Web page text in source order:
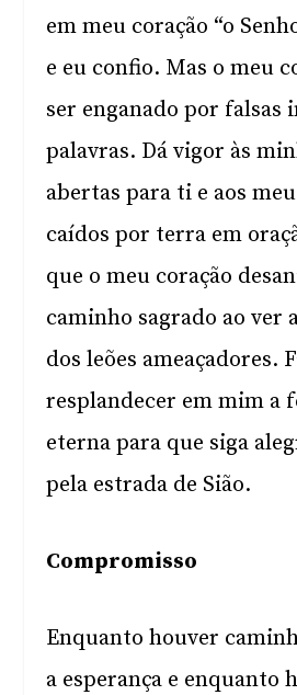
em meu coração “o
e eu confio. Mas o meu
ser enganado por falsas
palavras. Dá vigor às
abertas para ti e aos
caídos por terra em
que o meu coração
caminho sagrado ao ver
dos leões ameaçadores.
resplandecer em mim a
eterna para que siga
pela estrada de Sião.
Compromisso
Enquanto houver
a esperança e enquanto